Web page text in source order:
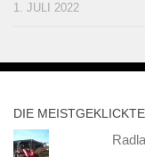
1. JULI 2022
DIE